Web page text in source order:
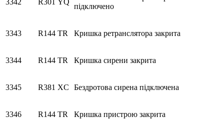
підключено
3343 R144 TR Кришка ретранслятора закрита
3344 R144 TR Кришка сирени закрита
3345 R381 XC Бездротова сирена підключена
3346 R144 TR Кришка пристрою закрита